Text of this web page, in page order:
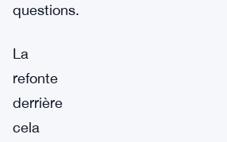
questions.
La
refonte
derrière
cela